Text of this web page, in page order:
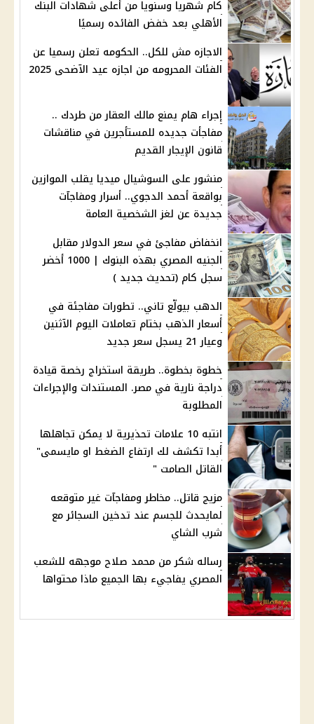
كام شهريا وسنويا من أعلى شهادات البنك
الأهلي بعد خفض الفائده رسميًا
الاجازه مش للكل.. الحكومه تعلن رسميا عن
الفئات المحرومه من اجازه عيد الآضحى 2025
إجراء هام يمنع مالك العقار من طردك ..
مفاجأت جديده للمستأجرين في مناقشات
قانون الإيجار القديم
منشور على السوشيال ميديا يقلب الموازين
بواقعة أحمد الدجوي.. أسرار ومفاجآت
جديدة عن لغز الشخصية العامة
انخفاض مفاجئ في سعر الدولار مقابل
الجنيه المصري بهذه البنوك | 1000 أخضر
سجل كام (تحديث جديد )
الدهب بيولّع تاني.. تطورات مفاجئة في
أسعار الذهب بختام تعاملات اليوم الآثنين
وعيار 21 يسجل سعر جديد
خطوة بخطوة.. طريقة استخراج رخصة قيادة
دراجة نارية في مصر. المستندات والإجراءات
المطلوبة
انتبه 10 علامات تحذيرية لا يمكن تجاهلها
أبدا تكشف لك ارتفاع الضغط او مايسمى"
القاتل الصامت "
مزيج قاتل.. مخاطر ومفاجآت غير متوقعه
لمايحدث للجسم عند تدخين السجائر مع
شرب الشاي
رساله شكر من محمد صلاح موجهه للشعب
المصري يفاجيء بها الجميع ماذا محتواها